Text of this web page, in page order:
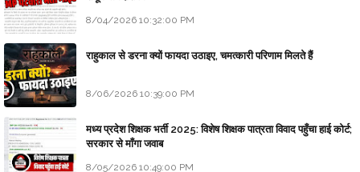
8/04/2026 10:32:00 PM
राहुकाल से डरना क्यों फायदा उठाइए, चमत्कारी परिणाम मिलते हैं
8/06/2026 10:39:00 PM
मध्य प्रदेश शिक्षक भर्ती 2025: विशेष शिक्षक पात्रता विवाद पहुँचा हाई कोर्ट;
सरकार से माँगा जवाब
8/05/2026 10:49:00 PM